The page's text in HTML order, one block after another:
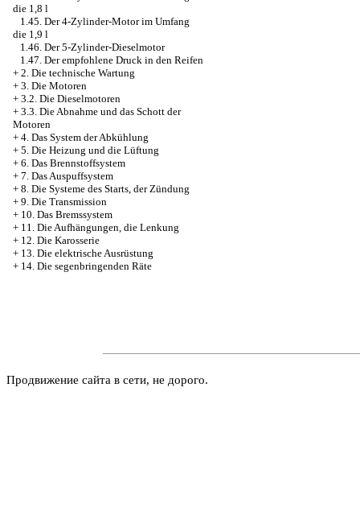
die 1,8 l
1.45. Der 4-Zylinder-Motor im Umfang
die 1,9 l
1.46. Der 5-Zylinder-Dieselmotor
1.47. Der empfohlene Druck in den Reifen
+ 2. Die technische Wartung
+ 3. Die Motoren
+ 3.2. Die Dieselmotoren
+ 3.3. Die Abnahme und das Schott der
Motoren
+ 4. Das System der Abkühlung
+ 5. Die Heizung und die Lüftung
+ 6. Das Brennstoffsystem
+ 7. Das Auspuffsystem
+ 8. Die Systeme des Starts, der Zündung
+ 9. Die Transmission
+ 10. Das Bremssystem
+ 11. Die Aufhängungen, die Lenkung
+ 12. Die Karosserie
+ 13. Die elektrische Ausrüstung
+ 14. Die segenbringenden Räte
Продвижение сайта в сети, не дорого.